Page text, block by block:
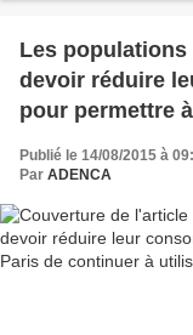
Les
devoir réduire
pour permettre
l’eau sans
Publié le 14/08/2015 à
Par ADENCA